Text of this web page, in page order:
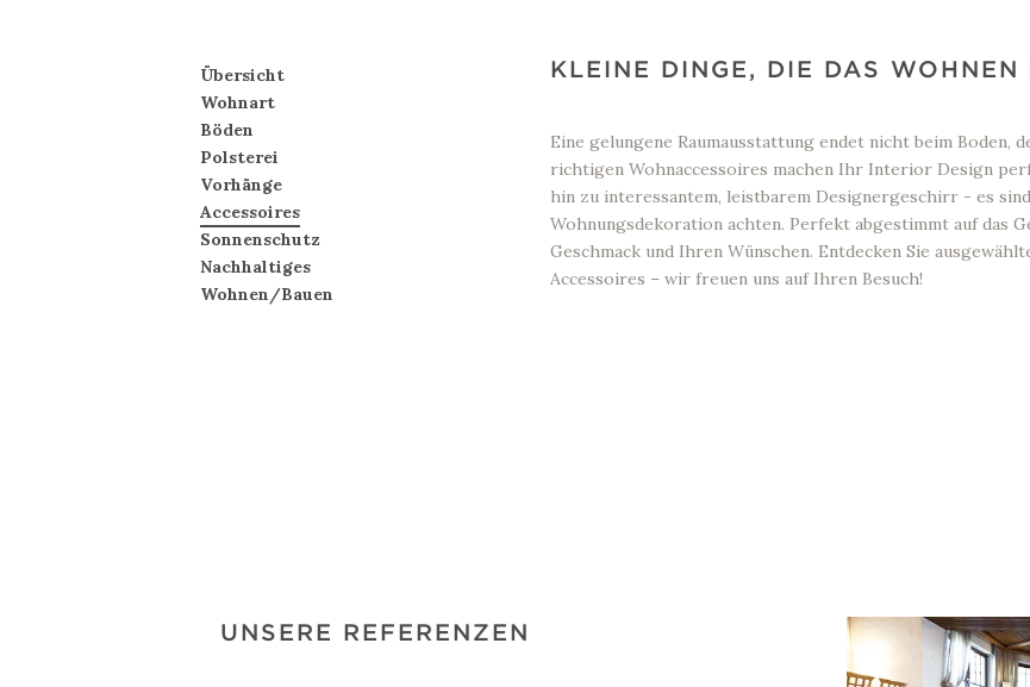
Übersicht
Wohnart
Böden
Holzboden
Teppichboden
Vinylboden
Korkboden
Linoleum
PVC-Boden
Polsterei
Vorhänge
Accessoires
Sonnenschutz
Innen
Aussen
Nachhaltiges
Wohnen/Bauen
KLEINE DINGE, DIE DAS WOHNEN
Eine gelungene Raumausstattung endet nicht beim Boden,
richtigen Wohnaccessoires machen Ihr Interior Design
hin zu interessantem, leistbarem Designergeschirr - es
Wohnungsdekoration achten. Perfekt abgestimmt auf das
Geschmack und Ihren Wünschen. Entdecken Sie
Accessoires – wir freuen uns auf Ihren Besuch!
UNSERE REFERENZEN